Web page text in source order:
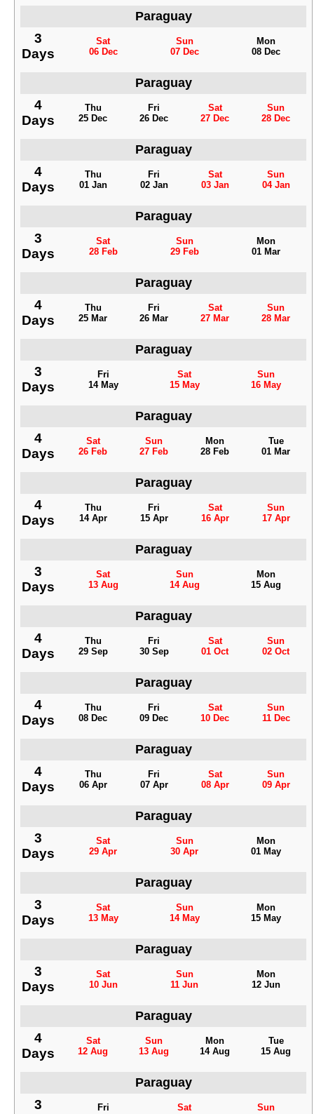
Paraguay
3
Days
Sat
06 Dec
Sun
07 Dec
Mon
08 Dec
Paraguay
4
Days
Thu
25 Dec
Fri
26 Dec
Sat
27 Dec
Sun
28 Dec
Paraguay
4
Days
Thu
01 Jan
Fri
02 Jan
Sat
03 Jan
Sun
04 Jan
Paraguay
3
Days
Sat
28 Feb
Sun
29 Feb
Mon
01 Mar
Paraguay
4
Days
Thu
25 Mar
Fri
26 Mar
Sat
27 Mar
Sun
28 Mar
Paraguay
3
Days
Fri
14 May
Sat
15 May
Sun
16 May
Paraguay
4
Days
Sat
26 Feb
Sun
27 Feb
Mon
28 Feb
Tue
01 Mar
Paraguay
4
Days
Thu
14 Apr
Fri
15 Apr
Sat
16 Apr
Sun
17 Apr
Paraguay
3
Days
Sat
13 Aug
Sun
14 Aug
Mon
15 Aug
Paraguay
4
Days
Thu
29 Sep
Fri
30 Sep
Sat
01 Oct
Sun
02 Oct
Paraguay
4
Days
Thu
08 Dec
Fri
09 Dec
Sat
10 Dec
Sun
11 Dec
Paraguay
4
Days
Thu
06 Apr
Fri
07 Apr
Sat
08 Apr
Sun
09 Apr
Paraguay
3
Days
Sat
29 Apr
Sun
30 Apr
Mon
01 May
Paraguay
3
Days
Sat
13 May
Sun
14 May
Mon
15 May
Paraguay
3
Days
Sat
10 Jun
Sun
11 Jun
Mon
12 Jun
Paraguay
4
Days
Sat
12 Aug
Sun
13 Aug
Mon
14 Aug
Tue
15 Aug
Paraguay
3
Fri
Sat
Sun